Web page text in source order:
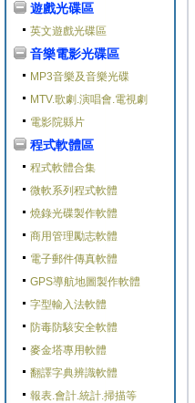
遊戲光碟區
英文遊戲光碟區
音樂電影光碟區
MP3音樂及音樂光碟
MTV.歌劇.演唱會.電視劇
電影院縣片
程式軟體區
程式軟體合集
微軟系列程式軟體
燒錄光碟製作軟體
商用管理勵志軟體
電子郵件傳真軟體
GPS導航地圖製作軟體
字型輸入法軟體
防毒防駭安全軟體
麥金塔專用軟體
翻譯字典辨識軟體
報表.會計.統計.掃描等